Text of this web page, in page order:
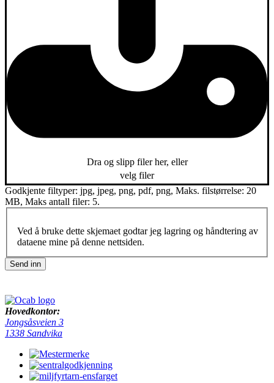
Dra og slipp filer her, eller
velg filer
Godkjente filtyper: jpg, jpeg, png, pdf, png, Maks. filstørrelse: 20
MB, Maks antall filer: 5.
Ved å bruke dette skjemaet godtar jeg lagring og håndtering av
dataene mine på denne nettsiden.
Send inn
Hovedkontor:
Jongsåsveien 3
1338 Sandvika